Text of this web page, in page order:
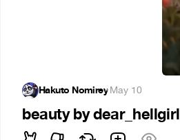
Hakuto Nomirey·May 10
beauty by dear_hellgirl